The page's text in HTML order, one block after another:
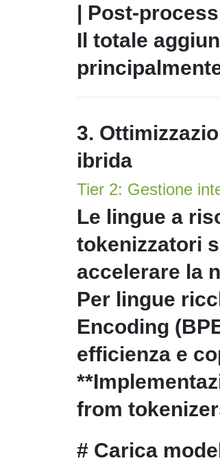
| Post-
Il totale
3.
ibrida
Tier 2: Gestione
Le lingue a
tokenizzatori
accelerare la
Per lingue
Encoding
efficienza e
from
# Carica